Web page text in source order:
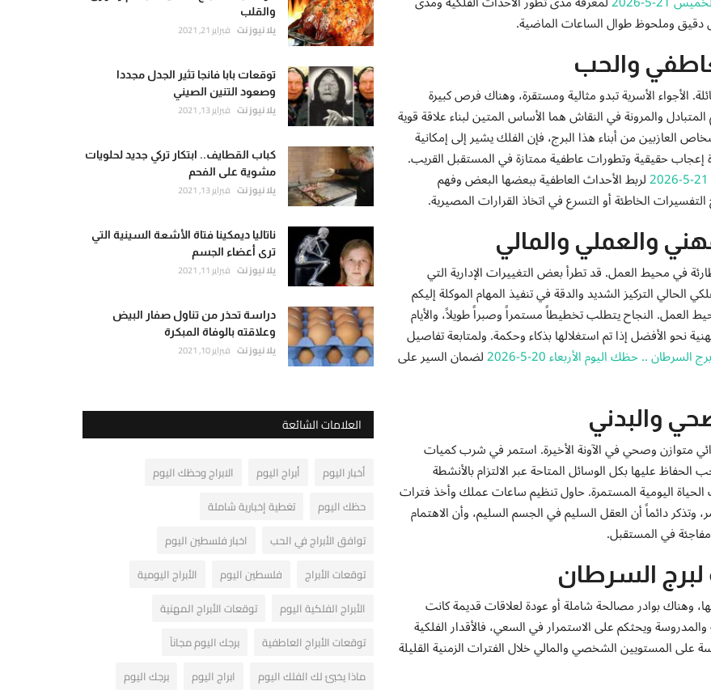
دقيق وملحوظ طوال الساعات الماضية.
والحب
الأجواء الأسرية تبدو مثالية ومستقرة، وهناك فرص كبيرة
والمرونة في النقاش هما الأساس المتين لبناء علاقة قوية
العازبين من أبناء هذا البرج، فإن الفلك يشير إلى إمكانية
حقيقية وتطورات عاطفية ممتازة في المستقبل القريب.
لربط الأحداث العاطفية ببعضها البعض وفهم
الخاطئة أو التسرع في اتخاذ القرارات المصيرية.
والعملي والمالي
في محيط العمل. قد تطرأ بعض التغييرات الإدارية التي
التركيز الشديد والدقة في تنفيذ المهام الموكلة إليكم
العمل. النجاح يتطلب تخطيطاً مستمراً وصبراً طويلاً، والأيام
نحو الأفضل إذا تم استغلالها بذكاء وحكمة. ولمتابعة تفاصيل
برج السرطان .. حظك اليوم الأربعاء 20-5-2026
لضمان السير على
والبدني
متوازن وصحي في الآونة الأخيرة. استمر في شرب كميات
عليها بكل الوسائل المتاحة عبر الالتزام بالأنشطة
الحياة اليومية المستمرة. حاول تنظيم ساعات عملك وأخذ فترات
وتذكر دائماً أن العقل السليم في الجسم السليم، وأن الاهتمام
في المستقبل.
لبرج السرطان
وهناك بوادر مصالحة شاملة أو عودة لعلاقات قديمة كانت
ويحثكم على الاستمرار في السعي، فالأقدار الفلكية
المستويين الشخصي والمالي خلال الفترات الزمنية القليلة
والقلب
يلا نيوز نت فبراير 21, 2021
توقعات بابا فانجا تثير الجدل مجددا
وصعود التنين الصيني
يلا نيوز نت فبراير 13, 2021
كباب القطايف.. ابتكار تركي جديد لحلويات
مشوية على الفحم
يلا نيوز نت فبراير 13, 2021
ناتاليا ديمكينا فتاة الأشعة السينية التي
ترى أعضاء الجسم
يلا نيوز نت فبراير 11, 2021
دراسة تحذر من تناول صفار البيض
وعلاقته بالوفاة المبكرة
يلا نيوز نت فبراير 10, 2021
العلامات الشائعة
أخبار اليوم أبراج اليوم
الابراج وحظك اليوم
حظك اليوم
تغطية إخبارية شاملة
توافق الأبراج في الحب
اخبار فلسطين اليوم
توقعات الأبراج
فلسطين اليوم
الأبراج اليومية
الأبراج الفلكية اليوم
توقعات الأبراج المهنية
توقعات الأبراج العاطفية
برجك اليوم مجاناً
ماذا يخبئ لك الفلك اليوم
ابراج اليوم
برجك اليوم